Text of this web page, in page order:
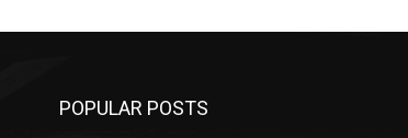
POPULAR POSTS